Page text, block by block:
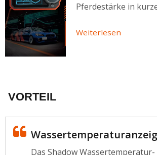
Pferdestärke in
Weiterlesen
VORTEIL
Das Shadow Wassertemperatur-